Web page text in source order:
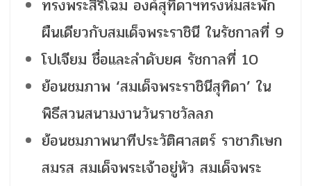
ทรงพระสิริโฉม องค์สุทิดาฯทรงห่มสะพัก
ผืนเดียวกับสมเด็จพระราชินี ในรัชกาลที่ 9
โปเจียม ชื่อและลำดับยศ รัชกาลที่ 10
ย้อนชมภาพ ‘สมเด็จพระราชินีสุทิดา’ ใน
พิธีสวนสนามงานวันราชวัลลภ
ย้อนชมภาพนาทีประวัติศาสตร์ ราชาภิเษก
สมรส สมเด็จพระเจ้าอยู่หัว สมเด็จพระ